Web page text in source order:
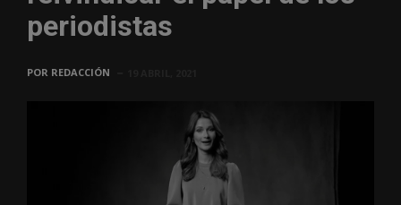
periodistas
POR REDACCIÓN